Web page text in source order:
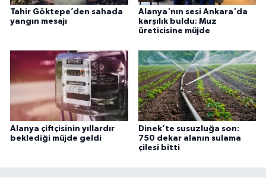
Tahir Göktepe’den sahada
yangın mesajı
Alanya'nın sesi Ankara'da
karşılık buldu: Muz
üreticisine müjde
Alanya çiftçisinin yıllardır
beklediği müjde geldi
Dinek’te susuzluğa son:
750 dekar alanın sulama
çilesi bitti